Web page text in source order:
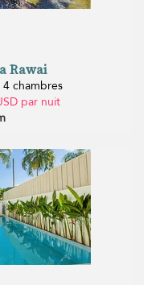
Rawai
chambres
par nuit